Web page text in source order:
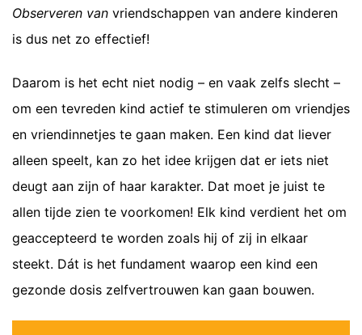
Observeren van vriendschappen van andere kinderen
is dus net zo effectief!
Daarom is het echt niet nodig – en vaak zelfs slecht –
om een tevreden kind actief te stimuleren om vriendjes
en vriendinnetjes te gaan maken. Een kind dat liever
alleen speelt, kan zo het idee krijgen dat er iets niet
deugt aan zijn of haar karakter. Dat moet je juist te
allen tijde zien te voorkomen! Elk kind verdient het om
geaccepteerd te worden zoals hij of zij in elkaar
steekt. Dát is het fundament waarop een kind een
gezonde dosis zelfvertrouwen kan gaan bouwen.